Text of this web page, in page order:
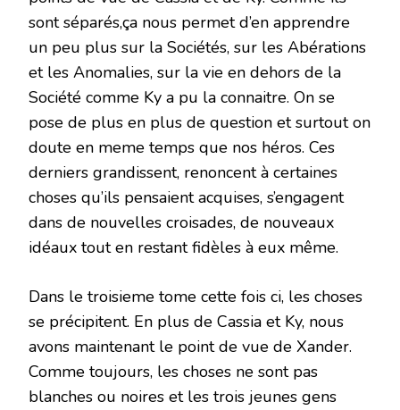
sont séparés,ça nous permet d’en apprendre
un peu plus sur la Sociétés, sur les Abérations
et les Anomalies, sur la vie en dehors de la
Société comme Ky a pu la connaitre. On se
pose de plus en plus de question et surtout on
doute en meme temps que nos héros. Ces
derniers grandissent, renoncent à certaines
choses qu’ils pensaient acquises, s’engagent
dans de nouvelles croisades, de nouveaux
idéaux tout en restant fidèles à eux même.
Dans le troisieme tome cette fois ci, les choses
se précipitent. En plus de Cassia et Ky, nous
avons maintenant le point de vue de Xander.
Comme toujours, les choses ne sont pas
blanches ou noires et les trois jeunes gens